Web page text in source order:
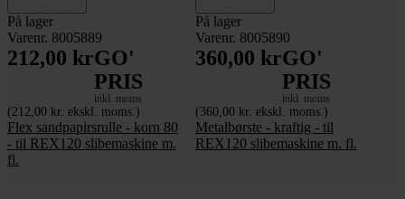
På lager
Varenr. 8005889
212,00 krGO'
PRIS
inkl. moms
(212,00 kr. ekskl. moms.)
Flex sandpapirsrulle - korn 80
- til REX120 slibemaskine m.
fl.
På lager
Varenr. 8005890
360,00 krGO'
PRIS
inkl. moms
(360,00 kr. ekskl. moms.)
Metalbørste - kraftig - til
REX120 slibemaskine m. fl.